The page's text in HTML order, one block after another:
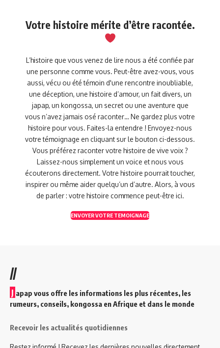
Votre histoire mérite d’être racontée.
L’histoire que vous venez de lire nous a été confiée par
une personne comme vous. Peut-être avez-vous, vous
aussi, vécu ou été témoin d'une rencontre inoubliable,
une déception, une histoire d’amour, un fait divers, un
japap, un kongossa, un secret ou une aventure que
vous n’avez jamais osé raconter… Ne gardez plus votre
histoire pour vous. Faites-la entendre ! Envoyez-nous
votre témoignage en cliquant sur le bouton ci-dessous.
Vous préférez raconter votre histoire de vive voix ?
Laissez-nous simplement un voice et nous vous
écouterons directement. Votre histoire pourrait toucher,
inspirer ou même aider quelqu’un d’autre. Alors, à vous
de parler : votre histoire commence peut-être ici.
ENVOYER VOTRE TEMOIGNAGE
//
J apap vous offre les informations les plus récentes, les
rumeurs, conseils, kongossa en Afrique et dans le monde
Recevoir les actualités quotidiennes